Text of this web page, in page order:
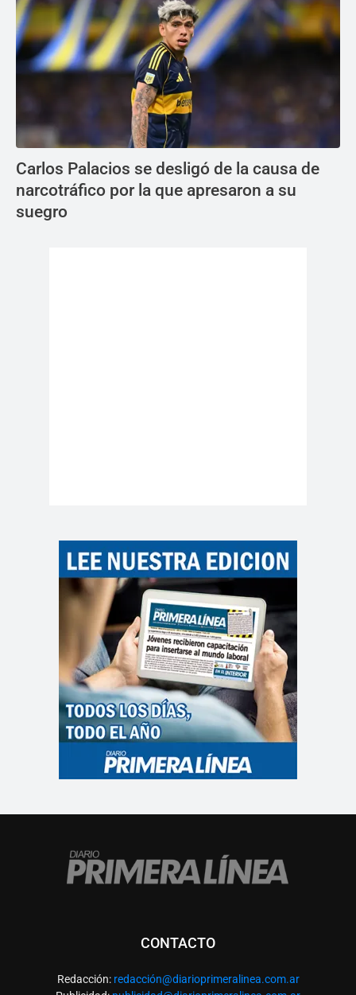
Carlos Palacios se desligó de la causa de
narcotráfico por la que apresaron a su
suegro
CONTACTO
Redacción: redacción@diarioprimeralinea.com.ar